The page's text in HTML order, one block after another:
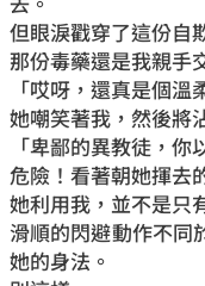
但眼淚戳穿了這份自
那份毒藥還是我親
「哎呀，還真是個
她嘲笑著我，然後將
「卑鄙的異教徒，
危險！看著朝她揮去
她利用我，並不是只
滑順的閃避動作不同
她的身法。